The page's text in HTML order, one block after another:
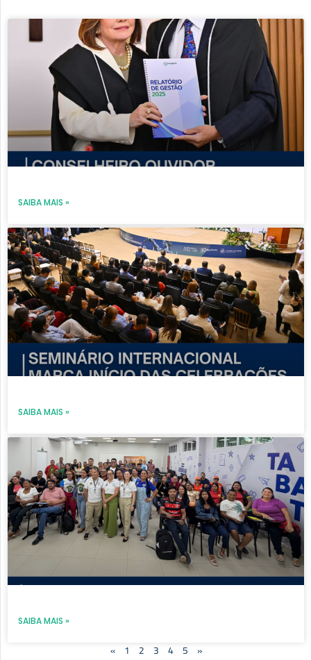
SAIBA MAIS »
SAIBA MAIS »
SAIBA MAIS »
«
Page
1
Page
2
Page
3
Page
4
Page
5 »